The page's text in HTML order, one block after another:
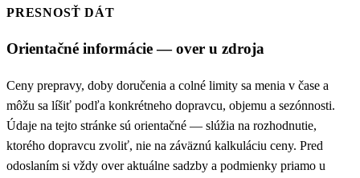
PRESNOSŤ DÁT
Orientačné informácie — over u zdroja
Ceny prepravy, doby doručenia a colné limity sa menia v čase a
môžu sa líšiť podľa konkrétneho dopravcu, objemu a sezónnosti.
Údaje na tejto stránke sú orientačné — slúžia na rozhodnutie,
ktorého dopravcu zvoliť, nie na záväznú kalkuláciu ceny. Pred
odoslaním si vždy over aktuálne sadzby a podmienky priamo u